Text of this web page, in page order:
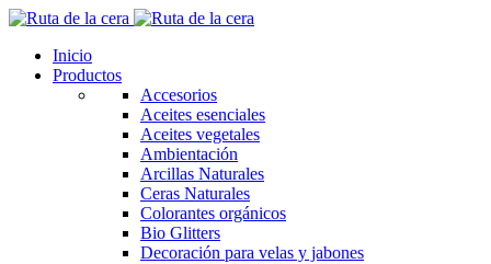
Inicio
Productos
Accesorios
Aceites esenciales
Aceites vegetales
Ambientación
Arcillas Naturales
Ceras Naturales
Colorantes orgánicos
Bio Glitters
Decoración para velas y jabones